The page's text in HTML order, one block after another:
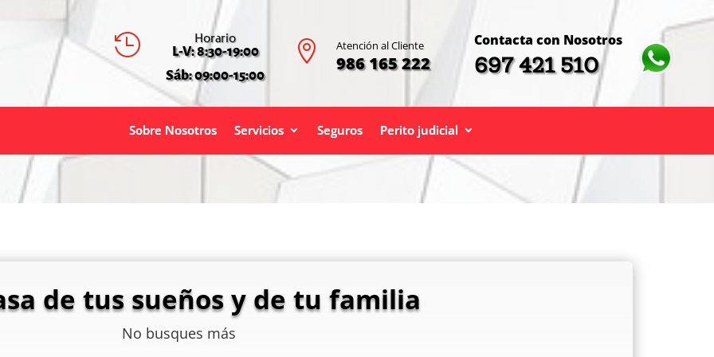
 Horario
L-V: 8:30-19:00
Sáb: 09:00-15:00
 Atención al Cliente
986 165 222
Contacta con Nosotros
697 421 510
Sobre Nosotros Servicios Seguros Perito judicial
de tus sueños y de tu familia
No busques más